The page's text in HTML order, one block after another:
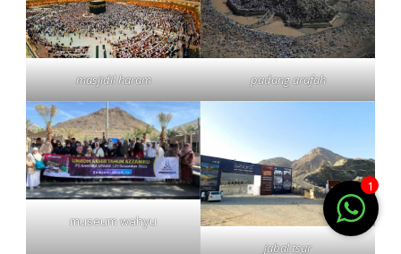
masjidil haram padang arafah
museum wahyu
jabal tsur
1